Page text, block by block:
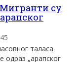
су
таласа
одраз „арапског